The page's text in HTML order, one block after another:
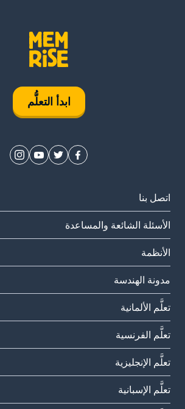
ابدأ التعلُّم
اتصل بنا
الأسئلة الشائعة والمساعدة
الأنظمة
مدونة الهندسة
تعلَّم الألمانية
تعلَّم الفرنسية
تعلَّم الإنجليزية
تعلَّم الإسبانية